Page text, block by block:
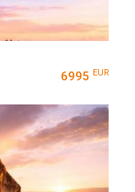
6995 EUR